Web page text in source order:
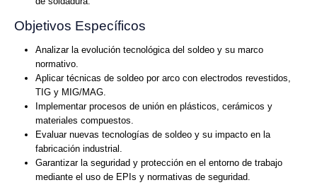
Objetivos Específicos
Analizar la evolución tecnológica del soldeo y su marco
normativo.
Aplicar técnicas de soldeo por arco con electrodos revestidos,
TIG y MIG/MAG.
Implementar procesos de unión en plásticos, cerámicos y
materiales compuestos.
Evaluar nuevas tecnologías de soldeo y su impacto en la
fabricación industrial.
Garantizar la seguridad y protección en el entorno de trabajo
mediante el uso de EPIs y normativas de seguridad.